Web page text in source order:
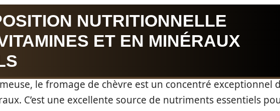
NUTRITIONNELLE
ET EN MINÉRAUX
le fromage de chèvre est un concentré exceptionnel
C’est une excellente source de nutriments essentiels